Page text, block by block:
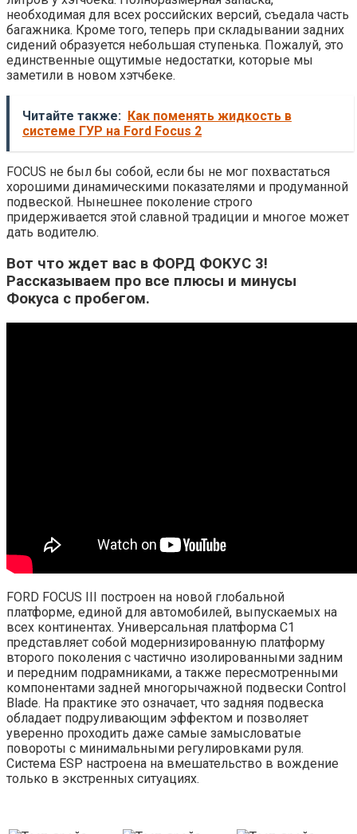
необходимая для всех российских версий, съедала часть
багажника. Кроме того, теперь при складывании задних
сидений образуется небольшая ступенька. Пожалуй, это
единственные ощутимые недостатки, которые мы
заметили в новом хэтчбеке.
Читайте также: Как поменять жидкость в
системе ГУР на Ford Focus 2
FOCUS не был бы собой, если бы не мог похвастаться
хорошими динамическими показателями и продуманной
подвеской. Нынешнее поколение строго
придерживается этой славной традиции и многое может
дать водителю.
Вот что ждет вас в ФОРД ФОКУС 3!
Рассказываем про все плюсы и минусы
Фокуса с пробегом.
FORD FOCUS III построен на новой глобальной
платформе, единой для автомобилей, выпускаемых на
всех континентах. Универсальная платформа C1
представляет собой модернизированную платформу
второго поколения с частично изолированными задним
и передним подрамниками, а также пересмотренными
компонентами задней многорычажной подвески Control
Blade. На практике это означает, что задняя подвеска
обладает подруливающим эффектом и позволяет
уверенно проходить даже самые замысловатые
повороты с минимальными регулировками руля.
Система ESP настроена на вмешательство в вождение
только в экстренных ситуациях.